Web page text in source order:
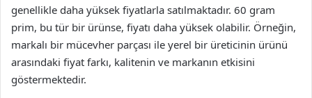
genellikle daha yüksek fiyatlarla satılmaktadır. 60 gram
prim, bu tür bir ürünse, fiyatı daha yüksek olabilir. Örneğin,
markalı bir mücevher parçası ile yerel bir üreticinin ürünü
arasındaki fiyat farkı, kalitenin ve markanın etkisini
göstermektedir.